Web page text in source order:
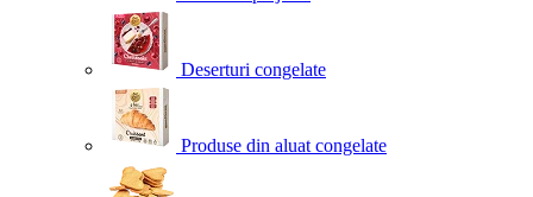
Deserturi congelate
Produse din aluat congelate